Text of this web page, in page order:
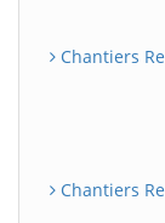
Chantiers
Chantiers